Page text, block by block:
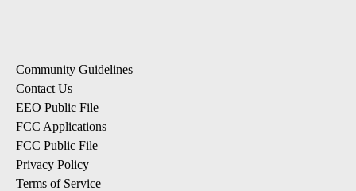
Community Guidelines
Contact Us
EEO Public File
FCC Applications
FCC Public File
Privacy Policy
Terms of Service